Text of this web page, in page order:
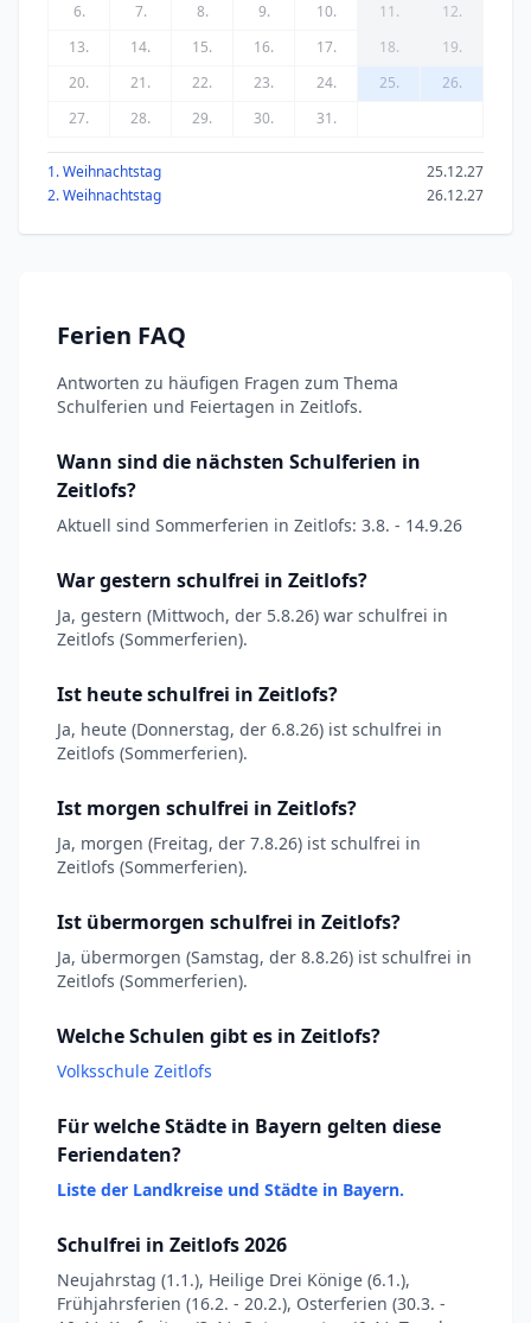
6.
7. 8. 9. 10. 11.
12.
13.
14. 15. 16. 17. 18.
19.
20.
21. 22. 23. 24. 25.
26.
27.
28. 29. 30. 31.
1. Weihnachtstag
25.12.27
2. Weihnachtstag
26.12.27
Ferien FAQ
Antworten zu häufigen Fragen zum Thema
Schulferien und Feiertagen in Zeitlofs.
Wann sind die nächsten Schulferien in
Zeitlofs?
Aktuell sind Sommerferien in Zeitlofs: 3.8. - 14.9.26
War gestern schulfrei in Zeitlofs?
Ja, gestern (Mittwoch, der 5.8.26) war schulfrei in
Zeitlofs (Sommerferien).
Ist heute schulfrei in Zeitlofs?
Ja, heute (Donnerstag, der 6.8.26) ist schulfrei in
Zeitlofs (Sommerferien).
Ist morgen schulfrei in Zeitlofs?
Ja, morgen (Freitag, der 7.8.26) ist schulfrei in
Zeitlofs (Sommerferien).
Ist übermorgen schulfrei in Zeitlofs?
Ja, übermorgen (Samstag, der 8.8.26) ist schulfrei in
Zeitlofs (Sommerferien).
Welche Schulen gibt es in Zeitlofs?
Volksschule Zeitlofs
Für welche Städte in Bayern gelten diese
Feriendaten?
Liste der Landkreise und Städte in Bayern.
Schulfrei in Zeitlofs 2026
Neujahrstag (1.1.), Heilige Drei Könige (6.1.),
Frühjahrsferien (16.2. - 20.2.), Osterferien (30.3. -